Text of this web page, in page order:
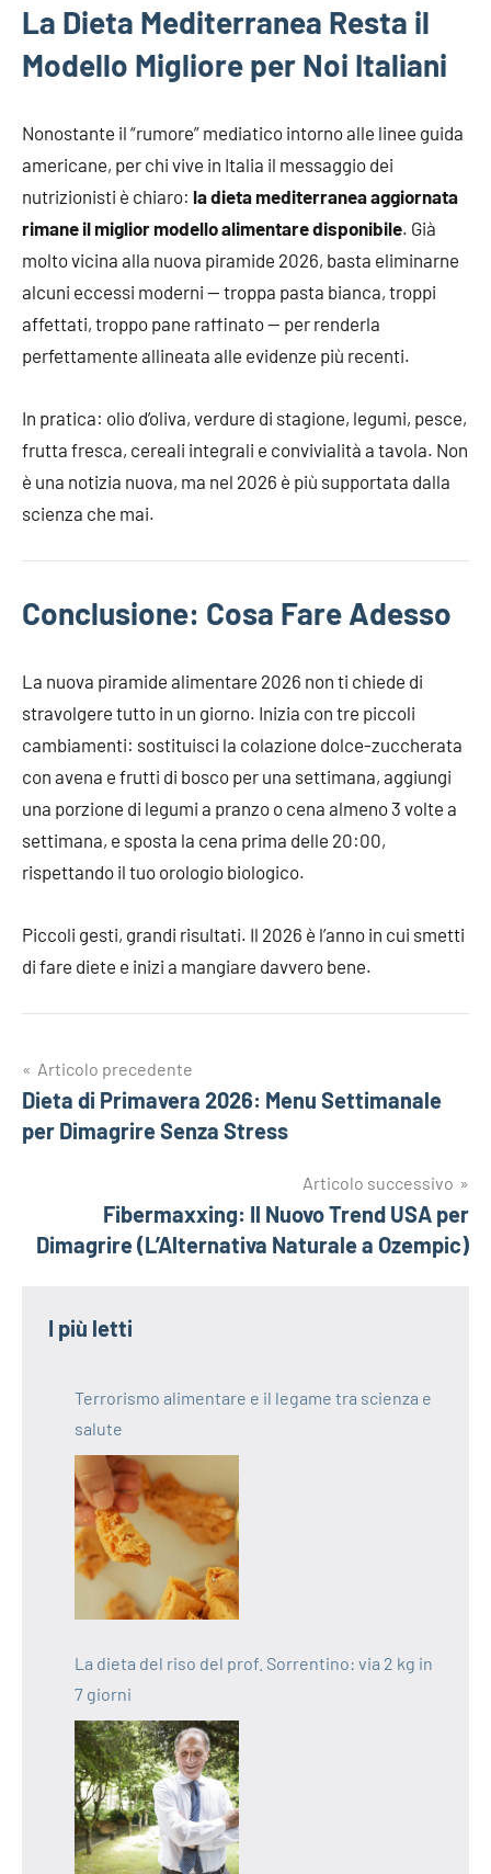
La Dieta Mediterranea Resta il
Modello Migliore per Noi Italiani
Nonostante il “rumore” mediatico intorno alle linee guida
americane, per chi vive in Italia il messaggio dei
nutrizionisti è chiaro: la dieta mediterranea aggiornata
rimane il miglior modello alimentare disponibile. Già
molto vicina alla nuova piramide 2026, basta eliminarne
alcuni eccessi moderni — troppa pasta bianca, troppi
affettati, troppo pane raffinato — per renderla
perfettamente allineata alle evidenze più recenti.
In pratica: olio d’oliva, verdure di stagione, legumi, pesce,
frutta fresca, cereali integrali e convivialità a tavola. Non
è una notizia nuova, ma nel 2026 è più supportata dalla
scienza che mai.
Conclusione: Cosa Fare Adesso
La nuova piramide alimentare 2026 non ti chiede di
stravolgere tutto in un giorno. Inizia con tre piccoli
cambiamenti: sostituisci la colazione dolce-zuccherata
con avena e frutti di bosco per una settimana, aggiungi
una porzione di legumi a pranzo o cena almeno 3 volte a
settimana, e sposta la cena prima delle 20:00,
rispettando il tuo orologio biologico.
Piccoli gesti, grandi risultati. Il 2026 è l’anno in cui smetti
di fare diete e inizi a mangiare davvero bene.
Navigazione
articoli
Articolo precedente
Dieta di Primavera 2026: Menu Settimanale
per Dimagrire Senza Stress
Articolo successivo
Fibermaxxing: Il Nuovo Trend USA per
Dimagrire (L’Alternativa Naturale a Ozempic)
I più letti
Terrorismo alimentare e il legame tra scienza e
salute
La dieta del riso del prof. Sorrentino: via 2 kg in
7 giorni